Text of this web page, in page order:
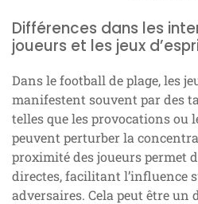
Différences dans les
joueurs et les jeux
Dans le football de plage, les
manifestent souvent par des
telles que les provocations ou
peuvent perturber la
proximité des joueurs permet
directes, facilitant l’influence
adversaires. Cela peut être un